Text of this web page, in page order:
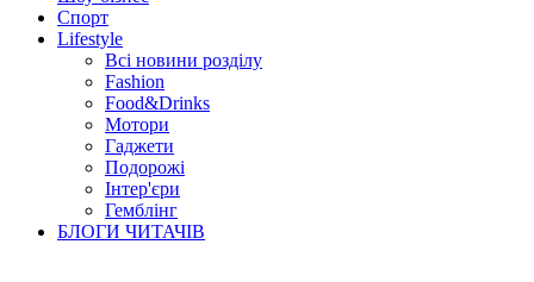
Спорт
Lifestyle
Всі новини розділу
Fashion
Food&Drinks
Мотори
Гаджети
Подорожі
Інтер'єри
Гемблінг
БЛОГИ ЧИТАЧІВ